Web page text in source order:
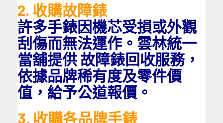
2. 收購故障錶
許多手錶因機芯受損或外觀
刮傷而無法運作。雲林統一
當舖提供 故障錶回收服務，
依據品牌稀有度及零件價
值，給予公道報價。
3. 收購各品牌手錶